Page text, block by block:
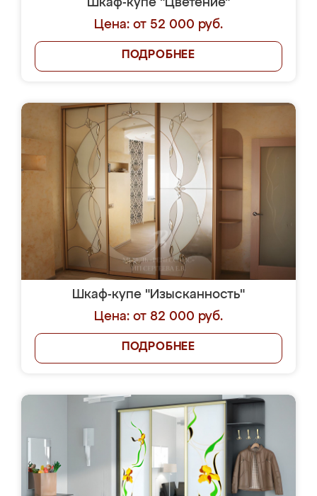
Шкаф-купе "Цветение"
Цена: от 52 000 руб.
ПОДРОБНЕЕ
Шкаф-купе "Изысканность"
Цена: от 82 000 руб.
ПОДРОБНЕЕ